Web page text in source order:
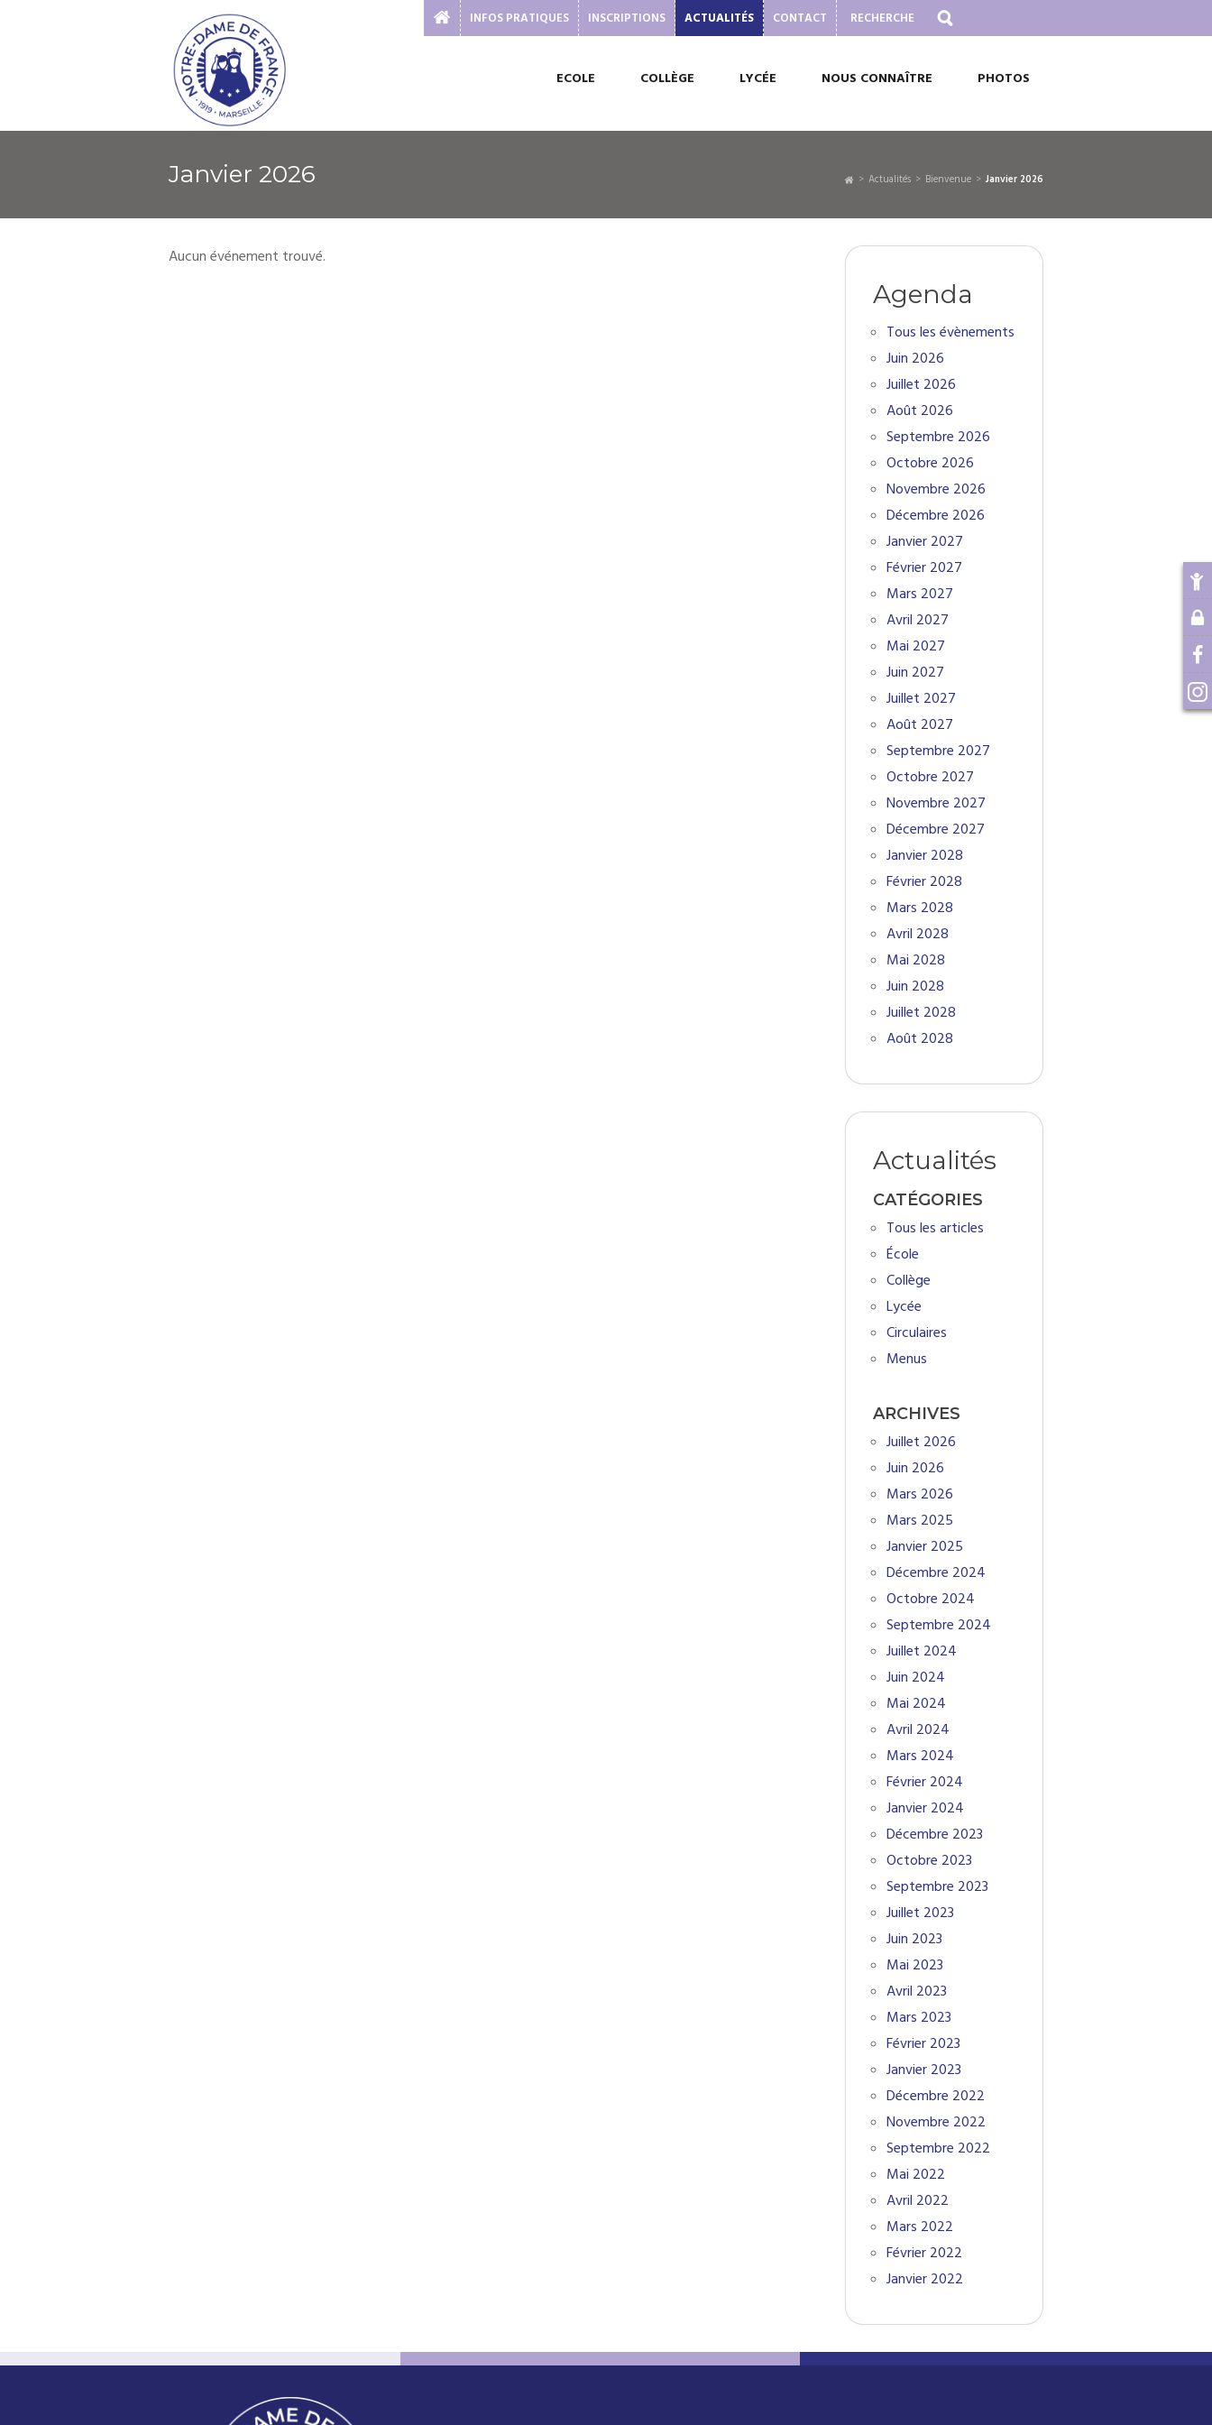
INFOS PRATIQUES INSCRIPTIONS ACTUALITÉS CONTACT
ECOLE COLLÈGE LYCÉE NOUS CONNAÎTRE PHOTOS
janvier 2026 Actualités Bienvenue janvier 2026
Aucun événement trouvé.
Agenda
Tous les évènements
Juin 2026
Juillet 2026
Août 2026
Septembre 2026
Octobre 2026
Novembre 2026
Décembre 2026
Janvier 2027
Février 2027
Mars 2027
Avril 2027
Mai 2027
Juin 2027
Juillet 2027
Août 2027
Septembre 2027
Octobre 2027
Novembre 2027
Décembre 2027
Janvier 2028
Février 2028
Mars 2028
Avril 2028
Mai 2028
Juin 2028
Juillet 2028
Août 2028
Actualités
CATÉGORIES
Tous les articles
École
Collège
Lycée
Circulaires
Menus
ARCHIVES
Juillet 2026
Juin 2026
Mars 2026
Mars 2025
Janvier 2025
Décembre 2024
Octobre 2024
Septembre 2024
Juillet 2024
Juin 2024
Mai 2024
Avril 2024
Mars 2024
Février 2024
Janvier 2024
Décembre 2023
Octobre 2023
Septembre 2023
Juillet 2023
Juin 2023
Mai 2023
Avril 2023
Mars 2023
Février 2023
Janvier 2023
Décembre 2022
Novembre 2022
Septembre 2022
Mai 2022
Avril 2022
Mars 2022
Février 2022
Janvier 2022